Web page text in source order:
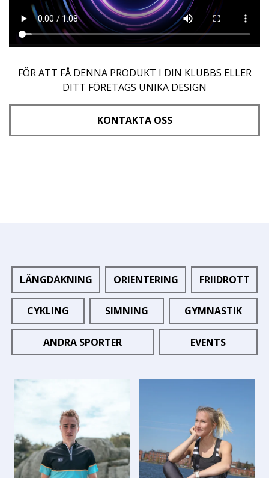
FÖR ATT FÅ DENNA PRODUKT I DIN KLUBBS ELLER
DITT FÖRETAGS UNIKA DESIGN
KONTAKTA OSS
LÄNGDÅKNING ORIENTERING FRIIDROTT
CYKLING SIMNING GYMNASTIK
ANDRA SPORTER EVENTS